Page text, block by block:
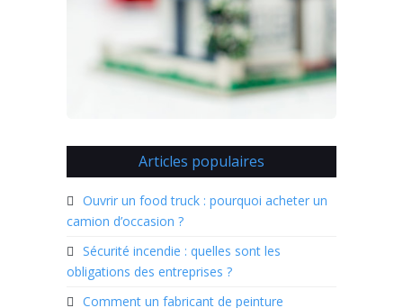
Articles populaires
Ouvrir un food truck : pourquoi acheter un
camion d’occasion ?
Sécurité incendie : quelles sont les
obligations des entreprises ?
Comment un fabricant de peinture